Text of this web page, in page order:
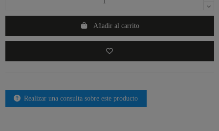
Añadir al carrito
Realizar una consulta sobre este producto